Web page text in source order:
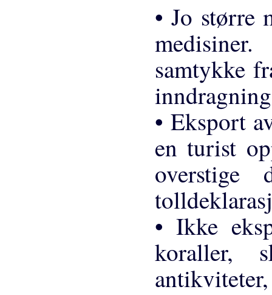
• Jo større
samtykke
• Eksport
en turist
• Ikke
koraller,